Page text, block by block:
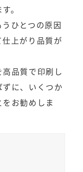
。
ひとつの原因
上がり品質が
品質で印刷し
に、いくつか
お勧めしま